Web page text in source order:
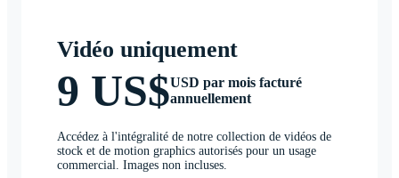
Vidéo uniquement
9 US$USD par mois facturé
annuellement
Accédez à l'intégralité de notre collection de vidéos de
stock et de motion graphics autorisés pour un usage
commercial. Images non incluses.